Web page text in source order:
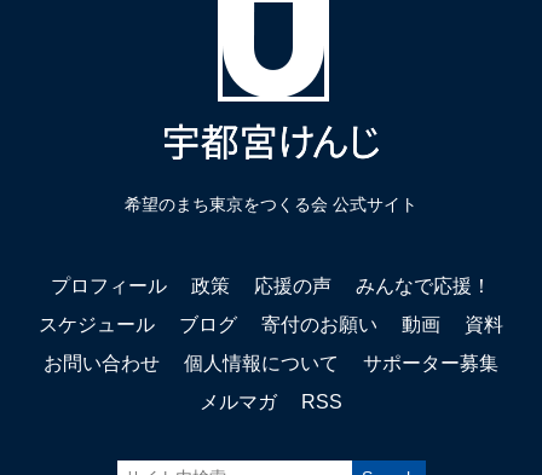
希望のまち東京をつくる会 公式サイト
プロフィール 政策 応援の声
みんなで応援！
スケジュール
ブログ 寄付のお願い 動画
資料
お問い合わせ
個人情報について
サポーター募集
メルマガ
RSS